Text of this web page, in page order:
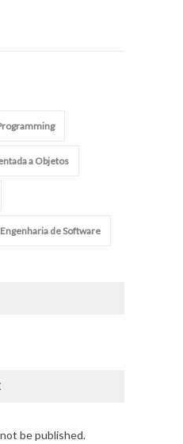
a Objetos
Engenharia de Software
be published.